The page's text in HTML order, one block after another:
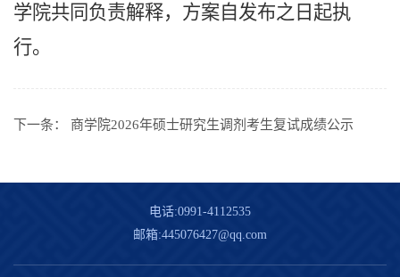
学院共同负责解释，方案自发布之日起执
行。
下一条： 商学院2026年硕士研究生调剂考生复试成绩公示
电话:0991-4112535
邮箱:445076427@qq.com